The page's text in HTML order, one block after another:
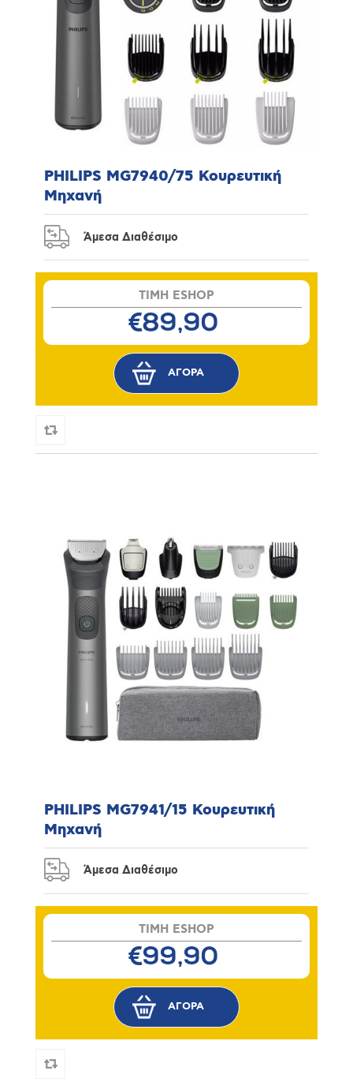
PHILIPS MG7940/75 Κουρευτική
Μηχανή
Άμεσα Διαθέσιμο
TIMH ESHOP
€89,90
PHILIPS MG7941/15 Κουρευτική
Μηχανή
Άμεσα Διαθέσιμο
TIMH ESHOP
€99,90